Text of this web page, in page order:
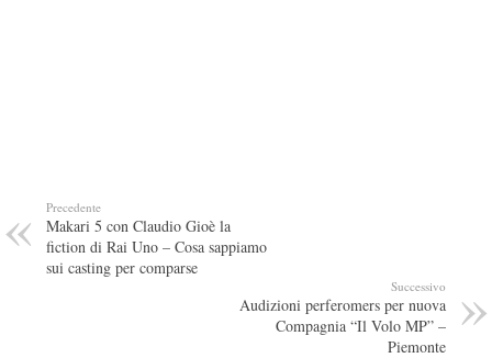
Precedente
Makari 5 con Claudio Gioè la
fiction di Rai Uno – Cosa sappiamo
sui casting per comparse
Successivo
Audizioni perferomers per nuova
Compagnia “Il Volo MP” –
Piemonte